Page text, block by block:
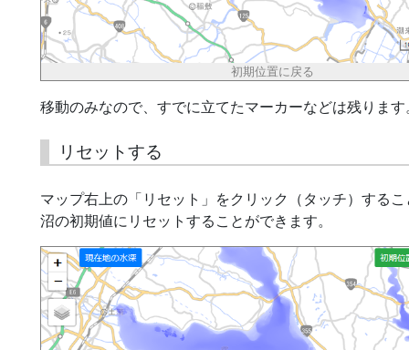
初期位置に戻る
移動のみなので、すでに立てたマーカーなどは残ります
リセットする
マップ右上の「リセット」をクリック（タッチ）する
沼の初期値にリセットすることができます。